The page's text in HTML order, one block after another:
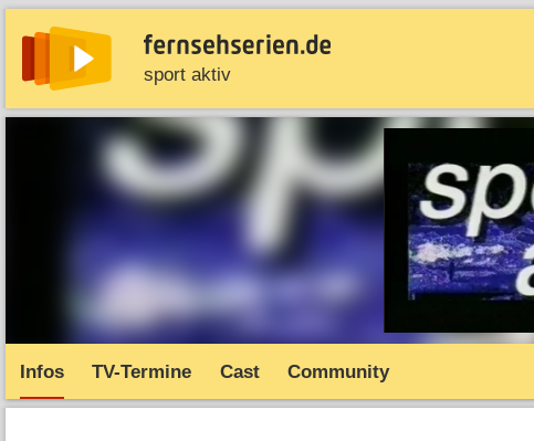
sport aktiv
News Entdecken Streaming
Infos TV-Termine Cast Community